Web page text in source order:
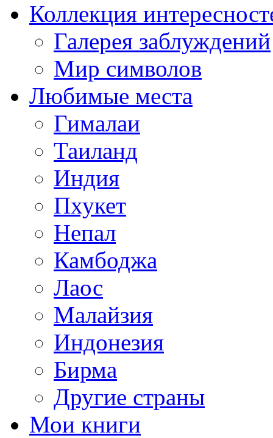
Коллекция
Галерея заблуждений
Мир символов
Любимые места
Гималаи
Таиланд
Индия
Пхукет
Непал
Камбоджа
Лаос
Малайзия
Индонезия
Бирма
Другие страны
Мои книги